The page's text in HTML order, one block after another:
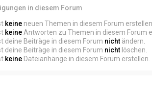
in diesem Forum
keineneuen Themen in diesem Forum erstellen.
keineAntworten zu Themen in diesem Forum
deine Beiträge in diesem Forum nichtändern.
deine Beiträge in diesem Forum nichtlöschen.
keineDateianhänge in diesem Forum erstellen.